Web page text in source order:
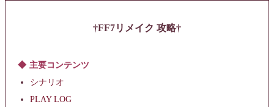
FF7リメイク 攻略
主要コンテンツ
シナリオ
PLAY LOG